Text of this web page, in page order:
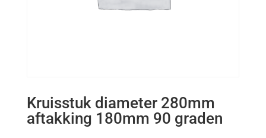
Kruisstuk diameter 280mm
aftakking 180mm 90 graden